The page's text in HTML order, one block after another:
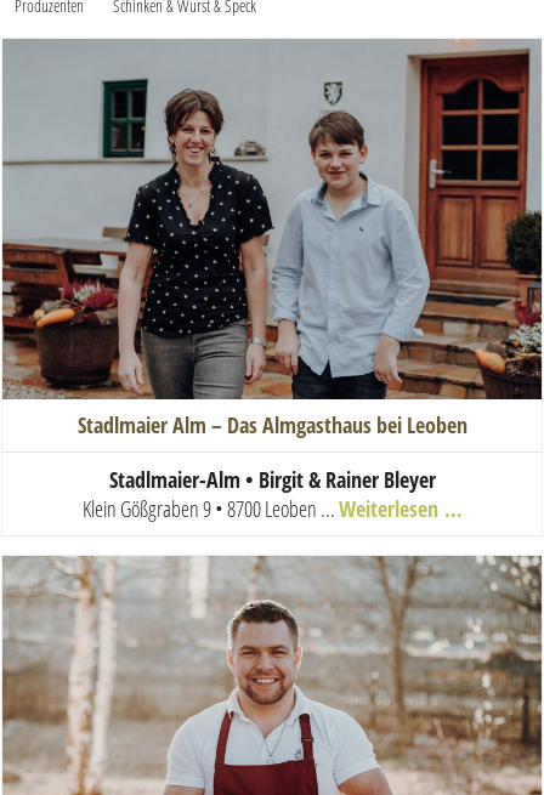
Produzenten
Schinken & Wurst & Speck
Stadlmaier Alm – Das Almgasthaus bei Leoben
Stadlmaier-Alm • Birgit & Rainer Bleyer
Klein Gößgraben 9 • 8700 Leoben ...Weiterlesen …